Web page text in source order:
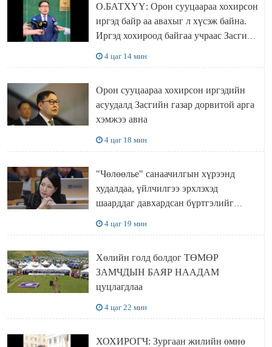
О.БАТХҮҮ: Орон сууцаараа хохирсон
иргэд байр аа авахыг л хүсэж байна.
Иргэд хохироод байгаа учраас Засгийн
4 цаг 14 мин
Орон сууцаараа хохирсон иргэдийн
асуудалд Засгийн газар дорвитой арга
хэмжээ авна
4 цаг 18 мин
"Чөлөөлье" санаачилгын хүрээнд
худалдаа, үйлчилгээ эрхлэхэд
шаарддаг давхардсан бүртгэлийг
4 цаг 19 мин
Хөлийн голд болдог ТӨМӨР
ЗАМЧДЫН БАЯР НААДАМ
цуцлагдлаа
4 цаг 22 мин
ХОХИРОГЧ: Зургаан жилийн өмнө